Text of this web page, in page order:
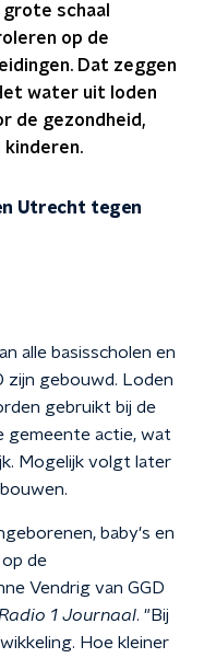
schaal
op de
Dat zeggen
water uit loden
de gezondheid,
kinderen.
Utrecht tegen
alle basisscholen en
zijn gebouwd. Loden
gebruikt bij de
gemeente actie, wat
Mogelijk volgt later
baby's en
de
Vendrig van GGD
1 Journaal. "Bij
Hoe kleiner